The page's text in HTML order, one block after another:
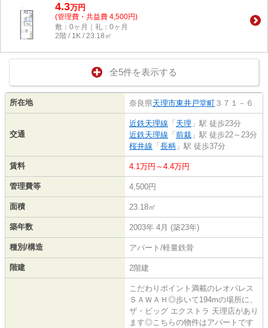
4.3万円
(管理費・共益費 4,500円)
敷：0ヶ月｜礼：0ヶ月
2階 / 1K / 23.18㎡
全5件を表示する
所在地 奈良県天理市東井戸堂町 ３７１－６
交通
近鉄天理線 「 天理 」駅 徒歩23分
近鉄天理線 「 前栽 」駅 徒歩22～23分
桜井線 「 長柄 」駅 徒歩37分
賃料 4.1万円～4.4万円
管理費等 4,500円
面積 23.18㎡
築年数 2003年 4月 (築23年)
種別/構造 アパート/軽量鉄骨
階建 2階建
こだわりポイント満載のレオパレス
ＳＡＷＡＨ◎歩いて194mの場所に、
ザ・ビッグ エクストラ 天理店があり
ます◎こちらの物件はアパートです